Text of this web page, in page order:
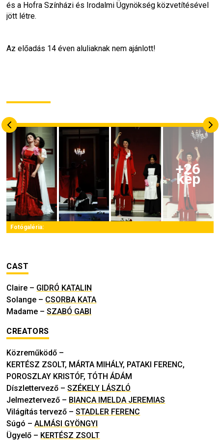
és a Hofra Színházi és Irodalmi Ügynökség közvetítésével
jött létre.
Az előadás 14 éven aluliaknak nem ajánlott!
+26
kép
Fotógaléria:
CAST
Claire – GIDRÓ KATALIN
Solange – CSORBA KATA
Madame –SZABÓ GABI
CREATORS
Közreműködő –
KERTÉSZ ZSOLT, MÁRTA MIHÁLY, PATAKI FERENC,
POROSZLAY KRISTÓF, TÓTH ÁDÁM
Díszlettervező –SZÉKELY LÁSZLÓ
Jelmeztervező – BIANCA IMELDA JEREMIAS
Világítás tervező –STADLER FERENC
Súgó –ALMÁSI GYÖNGYI
Ügyelő – KERTÉSZ ZSOLT